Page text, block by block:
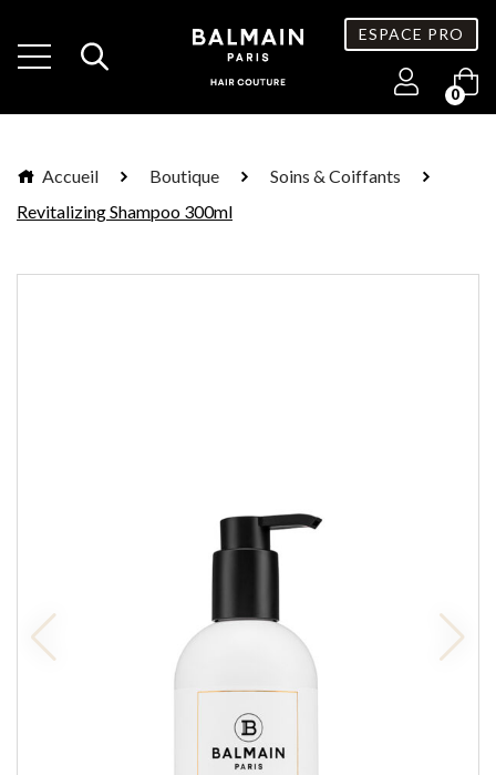
ESPACE PRO
0
Accueil Boutique
Soins & Coiffants
Revitalizing Shampoo 300ml